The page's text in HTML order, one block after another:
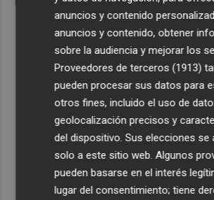
anuncios y contenido
anuncios y contenido, obtener
sobre la audiencia y mejorar los
Proveedores de terceros (1913)
pueden procesar sus datos para
otros fines, incluido el uso de
geolocalización precisos y
del dispositivo. Sus elecciones se
solo a este sitio web. Algunos
pueden basarse en el interés
lugar del consentimiento; tiene